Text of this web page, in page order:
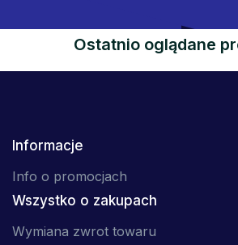
Ostatnio oglądane
Informacje
Info o promocjach
Wszystko o zakupach
Wymiana zwrot towaru